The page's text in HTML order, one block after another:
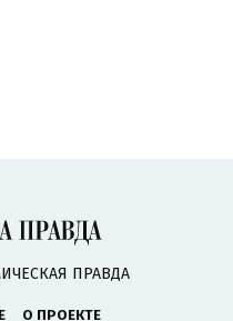
ПРАВДА
О ПРОЕКТЕ